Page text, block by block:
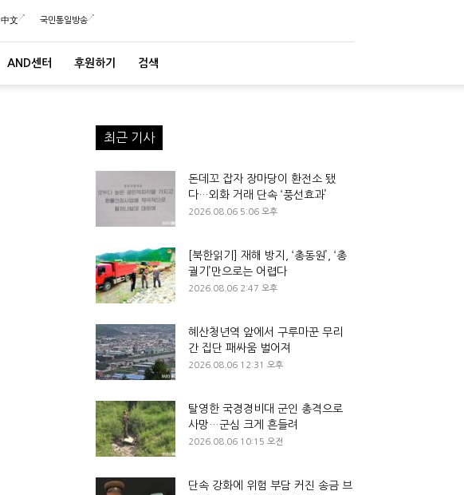
中文 국민통일방송
AND센터 후원하기 검색
최근 기사
돈데꼬 잡자 장마당이 환전소 됐
다…외화 거래 단속 ‘풍선효과’
2026.08.06 5:06 오후
[북한읽기] 재해 방지, ‘총동원’, ‘총
궐기’만으로는 어렵다
2026.08.06 2:47 오후
혜산청년역 앞에서 구루마꾼 무리
간 집단 패싸움 벌어져
2026.08.06 12:31 오후
탈영한 국경경비대 군인 총격으로
사망…군심 크게 흔들려
2026.08.06 10:15 오전
단속 강화에 위험 부담 커진 송금 브